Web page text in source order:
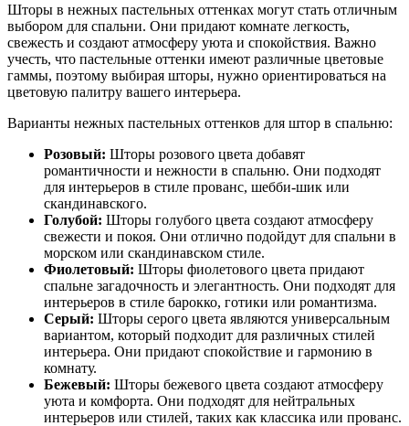
Шторы в нежных пастельных оттенках могут стать отличным
выбором для спальни. Они придают комнате легкость,
свежесть и создают атмосферу уюта и спокойствия. Важно
учесть, что пастельные оттенки имеют различные цветовые
гаммы, поэтому выбирая шторы, нужно ориентироваться на
цветовую палитру вашего интерьера.
Варианты нежных пастельных оттенков для штор в спальню:
Розовый: Шторы розового цвета добавят
романтичности и нежности в спальню. Они подходят
для интерьеров в стиле прованс, шебби-шик или
скандинавского.
Голубой: Шторы голубого цвета создают атмосферу
свежести и покоя. Они отлично подойдут для спальни в
морском или скандинавском стиле.
Фиолетовый: Шторы фиолетового цвета придают
спальне загадочность и элегантность. Они подходят для
интерьеров в стиле барокко, готики или романтизма.
Серый: Шторы серого цвета являются универсальным
вариантом, который подходит для различных стилей
интерьера. Они придают спокойствие и гармонию в
комнату.
Бежевый: Шторы бежевого цвета создают атмосферу
уюта и комфорта. Они подходят для нейтральных
интерьеров или стилей, таких как классика или прованс.